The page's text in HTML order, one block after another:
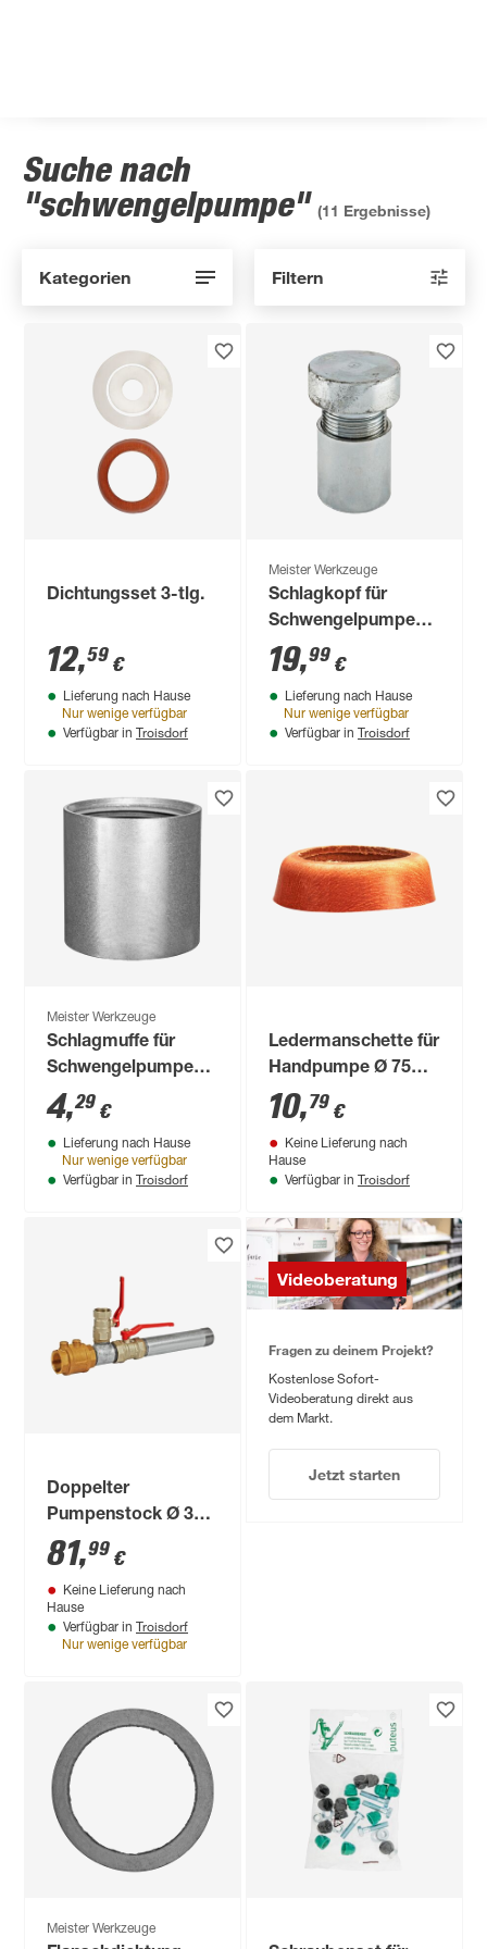
Suche nach
"schwengelpumpe" (11 Ergebnisse)
Kategorien Filtern
Dichtungsset 3-tlg.
12,59 €
Lieferung nach Hause
Nur wenige verfügbar
Verfügbar in Troisdorf
Meister Werkzeuge
Schlagkopf für
Schwengelpumpe
mit Muffe
19,99 €
Lieferung nach Hause
Nur wenige verfügbar
Verfügbar in Troisdorf
Meister Werkzeuge
Schlagmuffe für
Schwengelpumpe
31,75 mm (1 1/4") IG
4,29 €
Lieferung nach Hause
Nur wenige verfügbar
Verfügbar in Troisdorf
Ledermanschette für
Handpumpe Ø 75
mm (2,95")
10,79 €
Keine Lieferung nach
Hause
Verfügbar in Troisdorf
Doppelter
Pumpenstock Ø 32
mm (1 1/4")
81,99 €
Keine Lieferung nach
Hause
Verfügbar in Troisdorf
Nur wenige verfügbar
Videoberatung
Fragen zu deinem Projekt?
Kostenlose Sofort-
Videoberatung direkt aus
dem Markt.
Jetzt starten
Meister Werkzeuge